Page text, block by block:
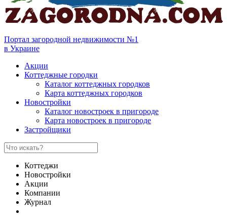
Портал загородной недвижимости №1
в Украине
Акции
Коттеджные городки
Каталог коттеджных городков
Карта коттеджных городков
Новостройки
Каталог новостроек в пригороде
Карта новостроек в пригороде
Застройщики
Коттеджи
Новостройки
Акции
Компании
Журнал